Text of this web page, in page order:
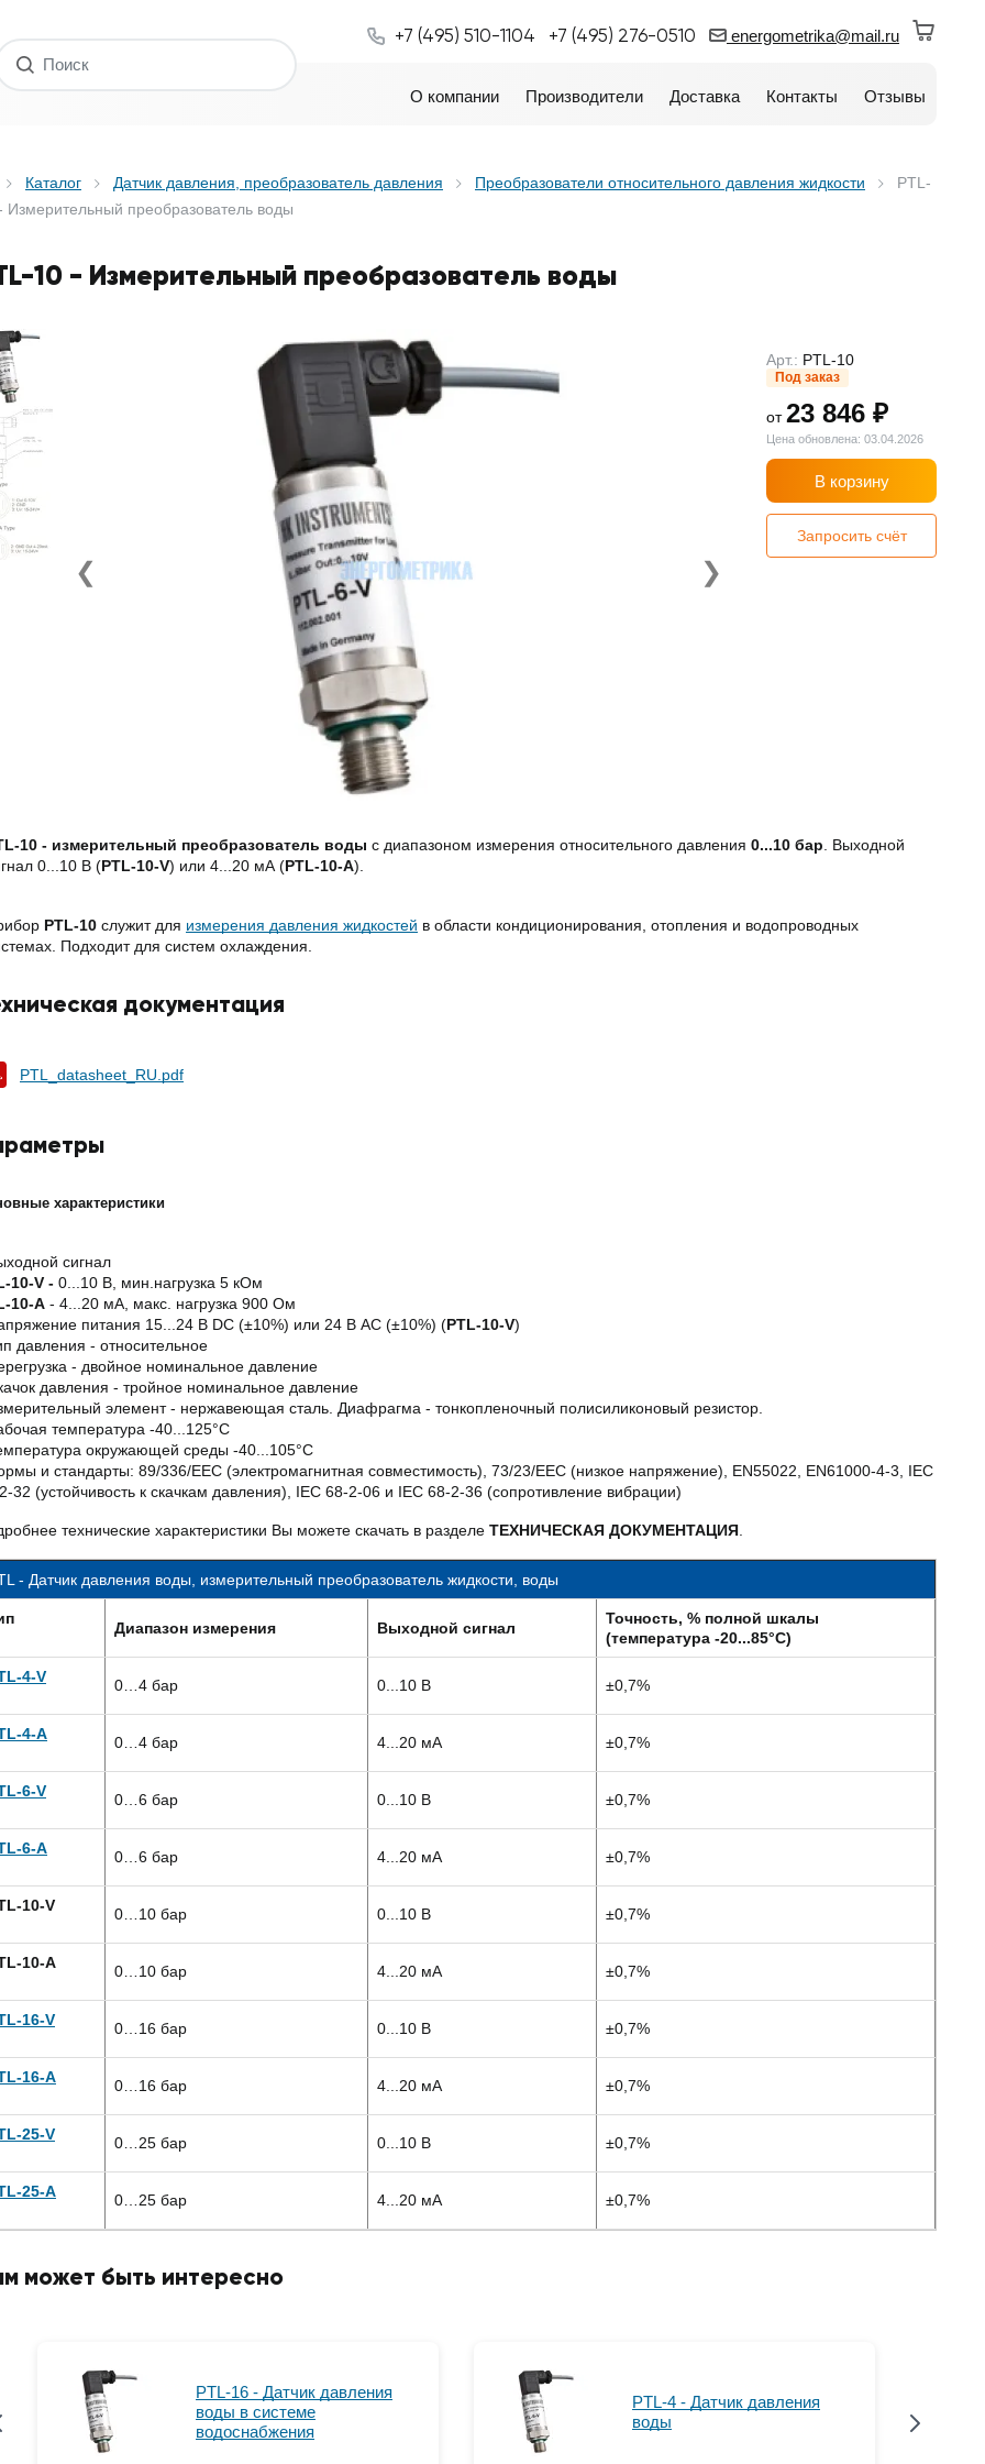
+7 (495) 510-1104 +7 (495) 276-0510 energometrika@mail.ru
О компании Производители Доставка Контакты Отзывы
Каталог Датчик давления, преобразователь давления Преобразователи относительного давления жидкости
PTL-
Измерительный преобразователь воды
10 - Измерительный преобразователь воды
❮ ❯
Арт.: PTL-10
Под заказ
от23 846 ₽
Цена обновлена: 03.04.2026
В корзину
Запросить счёт
10 - измерительный преобразователь воды с диапазоном измерения относительного давления 0...10 бар. Выходной
0...10 В (PTL-10-V) или 4...20 мА (PTL-10-A).
PTL-10 служит для измерения давления жидкостей в области кондиционирования, отопления и водопроводных
Подходит для систем охлаждения.
документация
PTL_datasheet_RU.pdf
характеристики
сигнал
10-V - 0...10 В, мин.нагрузка 5 кОм
10-A - 4...20 мА, макс. нагрузка 900 Ом
питания 15...24 В DC (±10%) или 24 В AC (±10%) (PTL-10-V)
давления - относительное
- двойное номинальное давление
давления - тройное номинальное давление
элемент - нержавеющая сталь. Диафрагма - тонкопленочный полисиликоновый резистор.
температура -40...125°C
окружающей среды -40...105°C
и стандарты: 89/336/EEC (электромагнитная совместимость), 73/23/EEC (низкое напряжение), EN55022, EN61000-4-3, IEC
32 (устойчивость к скачкам давления), IEC 68-2-06 и IEC 68-2-36 (сопротивление вибрации)
технические характеристики Вы можете скачать в разделе ТЕХНИЧЕСКАЯ ДОКУМЕНТАЦИЯ
- Датчик давления воды, измерительный преобразователь жидкости, воды
Диапазон измерения Выходной сигнал
Точность, % полной шкалы
(температура -20...85°C)
4-V 0…4 бар 0...10 В ±0,7%
4-A 0…4 бар 4...20 мА ±0,7%
6-V 0…6 бар 0...10 В ±0,7%
6-A 0…6 бар 4...20 мА ±0,7%
10-V 0…10 бар 0...10 В ±0,7%
10-A 0…10 бар 4...20 мА ±0,7%
16-V 0…16 бар 0...10 В ±0,7%
16-A 0…16 бар 4...20 мА ±0,7%
25-V 0…25 бар 0...10 В ±0,7%
25-A 0…25 бар 4...20 мА ±0,7%
может быть интересно
PTL-16 - Датчик давления
воды в системе
водоснабжения
PTL-4 - Датчик давления
воды